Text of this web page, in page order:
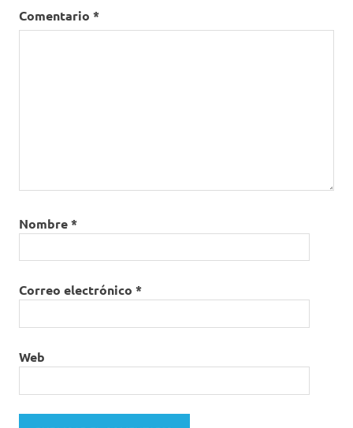
Comentario *
Nombre*
Correo electrónico *
Web